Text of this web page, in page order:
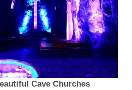
Cave Churches